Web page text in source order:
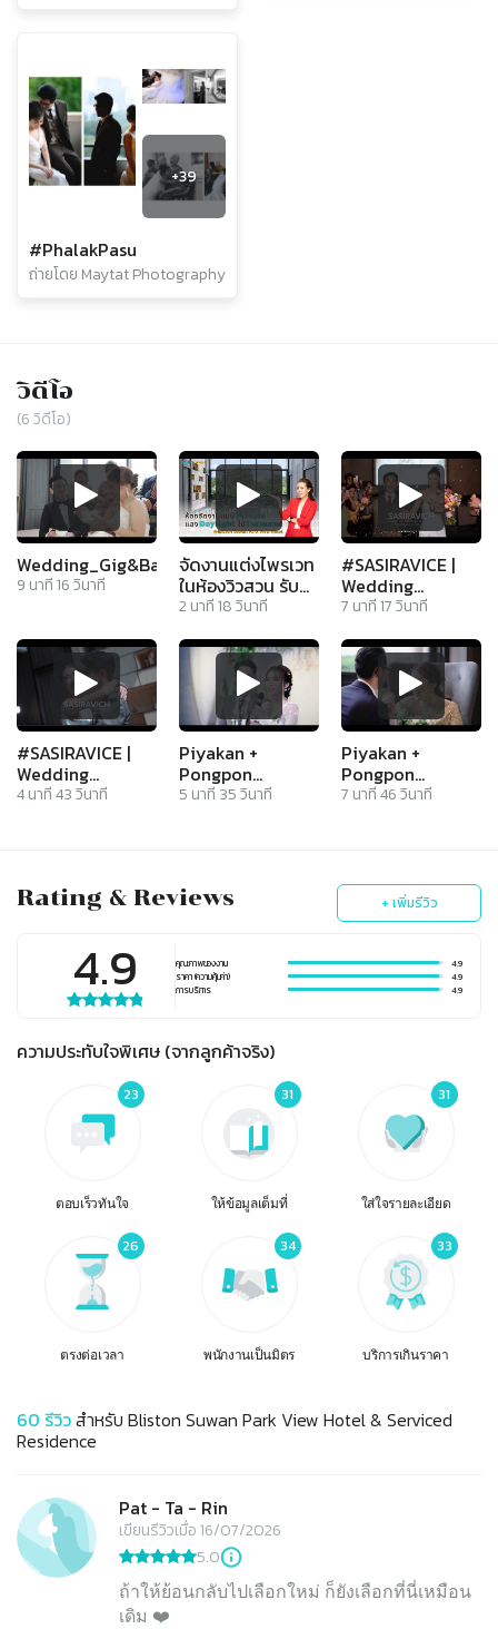
+39
#PhalakPasu
ถ่ายโดย Maytat Photography
วิดีโอ
(6วิดีโอ)
Wedding_Gig&Ball
9 นาที16วินาที
จัดงานแต่งไพรเวท
ในห้องวิวสวน รับ
แสง Daylight @
Park View Hotel
l SABUYWEDDING
2 นาที18วินาที
#SASIRAVICE |
Wedding
Celebration |
#cinematography
#marriageroll
7 นาที17วินาที
#SASIRAVICE |
Wedding
Ceremony |
4นาที43วินาที
Piyakan +
Pongpon
(Ceremony)
5 นาที 35วินาที
Piyakan +
Pongpon
(Engagement)
7 นาที46วินาที
Rating & Reviews + เพิ่มรีวิว
4.9 คุณภาพของงาน
4.9
ราคา (ความคุ้มค่า)
4.9
การบริการ
4.9
ความประทับใจพิเศษ (จากลูกค้าจริง)
23
ตอบเร็วทันใจ
31
ให้ข้อมูลเต็มที่
31
ใส่ใจรายละเอียด
26
ตรงต่อเวลา
34
พนักงานเป็นมิตร
33
บริการเกินราคา
60 รีวิวสำหรับ Bliston Suwan Park View Hotel & Serviced
Residence
Pat - Ta - Rin
เขียนรีวิวเมื่อ 16/07/2026
5.0
ถ้าให้ย้อนกลับไปเลือกใหม่ ก็ยังเลือกที่นี่เหมือน
เดิม ❤️